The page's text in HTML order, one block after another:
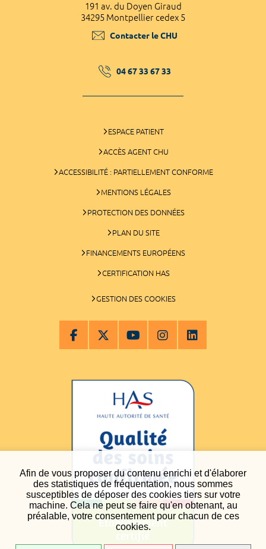
Afin de vous proposer du contenu enrichi et d'élaborer
des statistiques de fréquentation, nous sommes
susceptibles de déposer des cookies tiers sur votre
machine. Cela ne peut se faire qu'en obtenant, au
préalable, votre consentement pour chacun de ces
cookies.
191 av. du Doyen Giraud
34295 Montpellier cedex 5
Contacter le CHU
04 67 33 67 33
ESPACE PATIENT
ACCÈS AGENT CHU
ACCESSIBILITÉ : PARTIELLEMENT CONFORME
MENTIONS LÉGALES
PROTECTION DES DONNÉES
PLAN DU SITE
FINANCEMENTS EUROPÉENS
CERTIFICATION HAS
GESTION DES COOKIES